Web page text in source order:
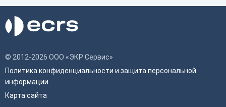
© 2012-2026 ООО «ЭКР Сервис»
Политика конфиденциальности и защита персональной
информации
Карта сайта